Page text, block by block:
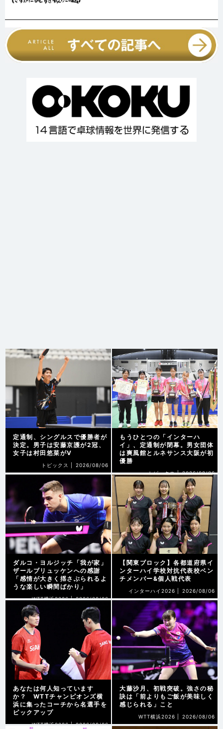
定通制、シングルスで優勝者が
決定。男子は安藤京護が2冠、
女子は村田悠菜がV
トピックス | 2026/08/06
もうひとつの「インターハ
イ」、定通制が閉幕。男女団体
は爽風館とルネサンス大阪が初
優勝
トピックス | 2026/08/06
ダルコ・ヨルジッチ「我が家」
ザールブリュッケンへの感謝
「感情が大きく揺さぶられるよ
うな楽しい瞬間ばかり」
WTT横浜2026 | 2026/08/06
【関東ブロック】各都道府県イ
ンターハイ学校対抗代表校ベン
チメンバー&個人戦代表
インターハイ2026 | 2026/08/06
あなたは何人知っています
か？ WTTチャンピオンズ横
浜に集ったコーチから名選手を
ピックアップ
WTT横浜2026 | 2026/08/06
大藤沙月、初戦突破。強さの秘
訣は「前よりもご飯が美味しく
感じられる」こと
WTT横浜2026 | 2026/08/06